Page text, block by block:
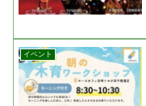
イベント